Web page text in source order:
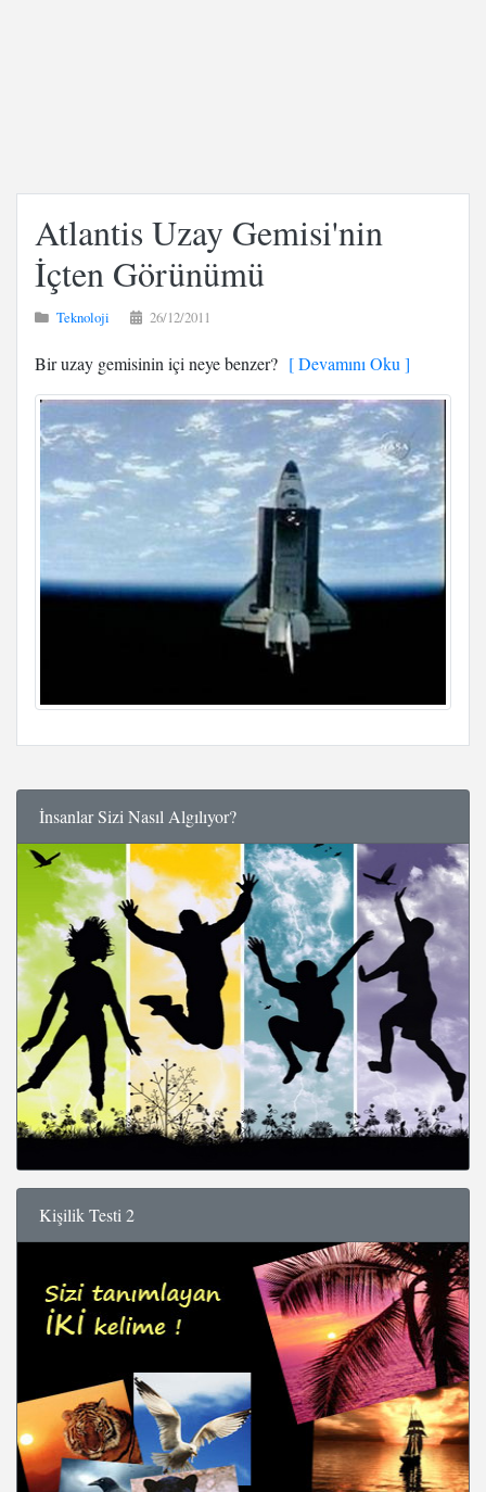
Atlantis Uzay Gemisi'nin
İçten Görünümü
Teknoloji 26/12/2011
Bir uzay gemisinin içi neye benzer? [ Devamını Oku ]
İnsanlar Sizi Nasıl Algılıyor?
Kişilik Testi 2